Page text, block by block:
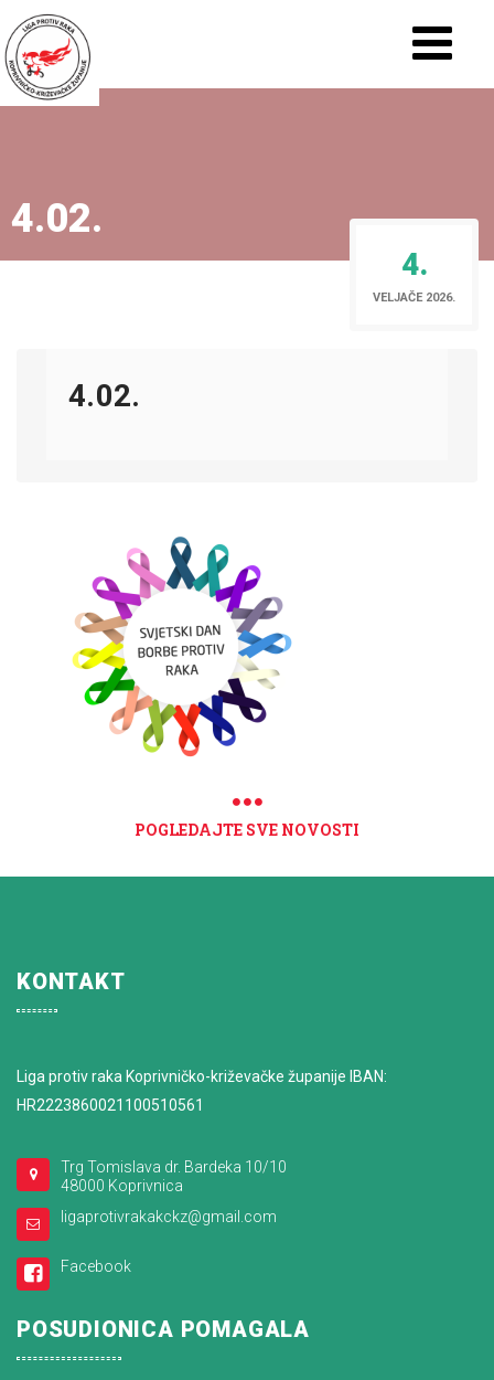
4.02.
4.
VELJAČE 2026.
4.02.
POGLEDAJTE SVE NOVOSTI
KONTAKT
Liga protiv raka Koprivničko-križevačke županije IBAN:
HR2223860021100510561
Trg Tomislava dr. Bardeka 10/10
48000 Koprivnica
ligaprotivrakakckz@gmail.com
Facebook
POSUDIONICA POMAGALA